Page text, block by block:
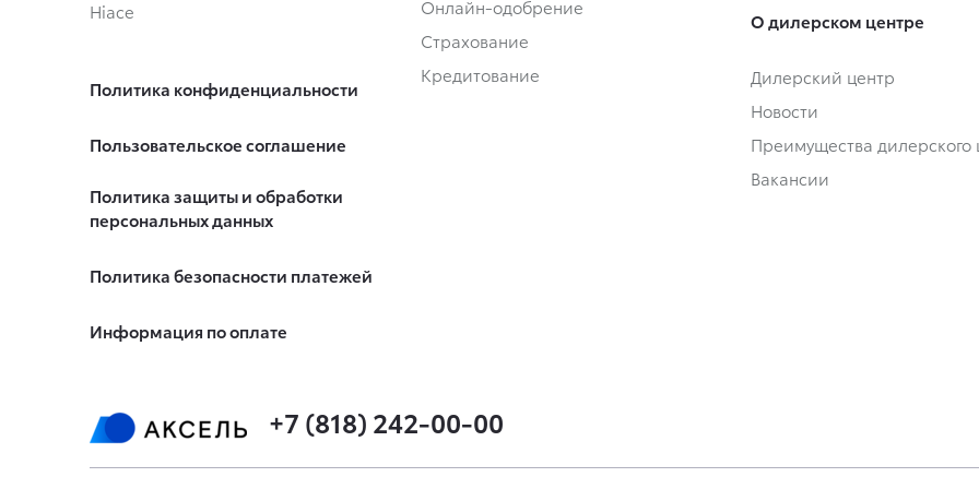
Hiace
Политика конфиденциальности
Пользовательское соглашение
Политика защиты и обработки
персональных данных
Политика безопасности платежей
Информация по оплате
Онлайн-одобрение
Страхование
Кредитование
О дилерском центре
Дилерский центр
Новости
Преимущества дилерского
Вакансии
+7 (818) 242-00-00